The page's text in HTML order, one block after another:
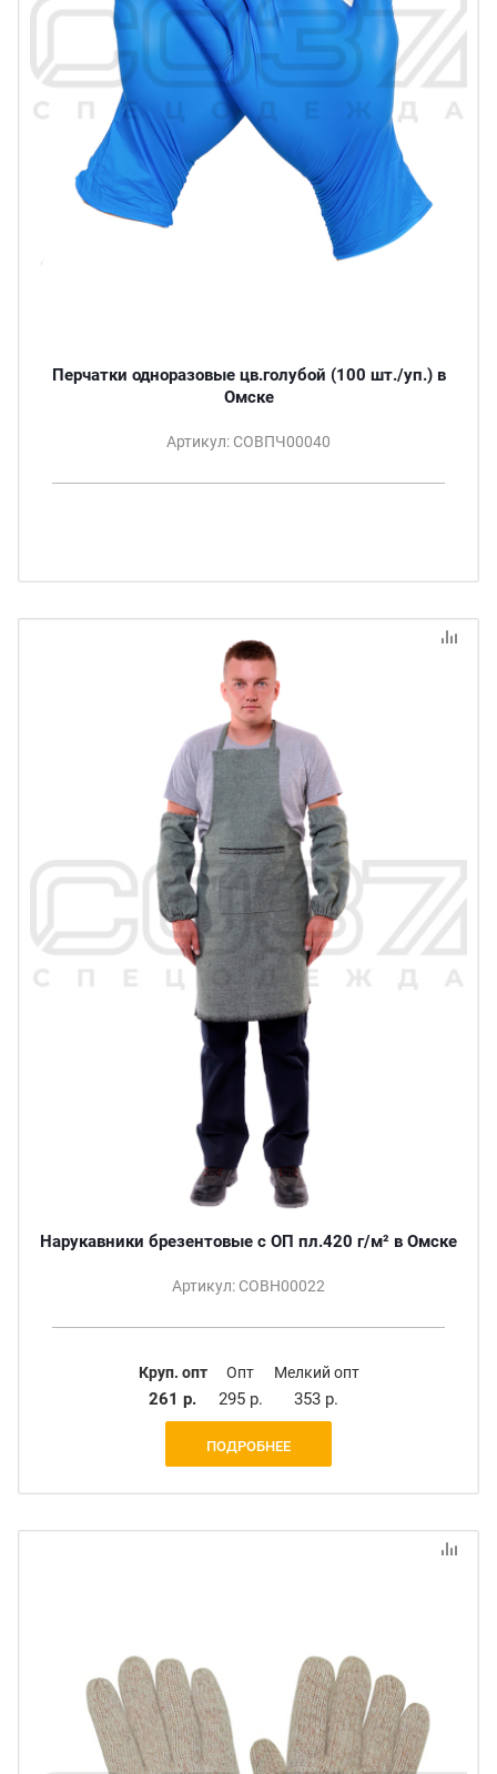
Перчатки одноразовые цв.голубой (100 шт./уп.) в
Омске
Артикул: СОВПЧ00040
Нарукавники брезентовые с ОП пл.420 г/м² в Омске
Артикул: СОВН00022
Круп. опт
261 р.
Опт
295 р.
Мелкий опт
353 р.
ПОДРОБНЕЕ